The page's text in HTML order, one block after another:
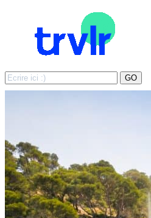
Search
for:
GO